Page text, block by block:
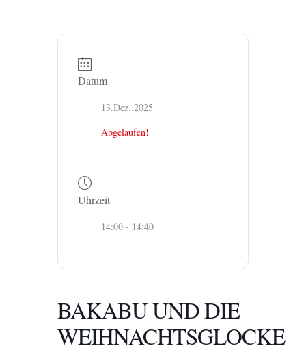
Datum
13.Dez..2025
Abgelaufen!
Uhrzeit
14:00 - 14:40
BAKABU UND DIE
WEIHNACHTSGLOCKE